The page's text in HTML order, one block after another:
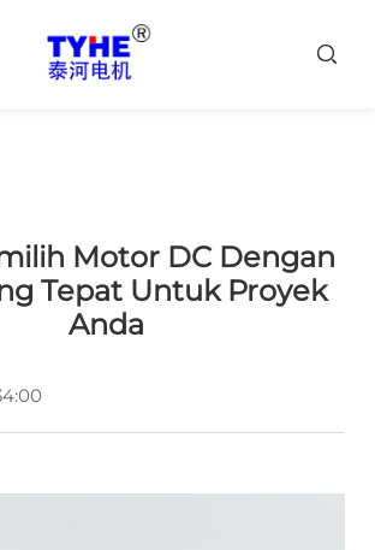
Motor DC Dengan
Tepat Untuk Proyek
Anda